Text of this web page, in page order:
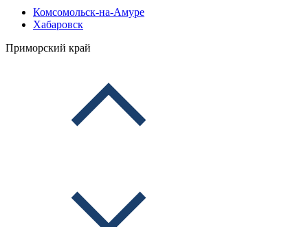
Комсомольск-на-Амуре
Хабаровск
Приморский край